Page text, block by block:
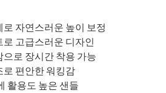
자연스러운 높이 보정
고급스러운 디자인
로 장시간 착용 가능
로 편안한 워킹감
활용도 높은 샌들